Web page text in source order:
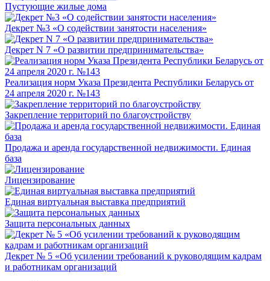
Пустующие жилые дома
Декрет №3 «О содействии занятости населения»
Декрет N 7 «О развитии предпринимательства»
Реализация норм Указа Президента Республики Беларусь от
24 апреля 2020 г. №143
Закрепление территорий по благоустройству
Продажа и аренда государственной недвижимости. Единая
база
Лицензирование
Единая виртуальная выставка предприятий
Защита персональных данных
Декрет № 5 «Об усилении требований к руководящим кадрам
и работникам организаций